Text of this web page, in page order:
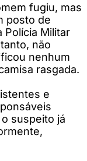
fugiu, mas
posto de
Polícia Militar
não
nenhum
rasgada.
e
suspeito já